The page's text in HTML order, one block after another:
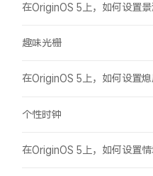
在OriginOS 5上，如何设置景
趣味光栅
在OriginOS 5上，如何设置熄
个性时钟